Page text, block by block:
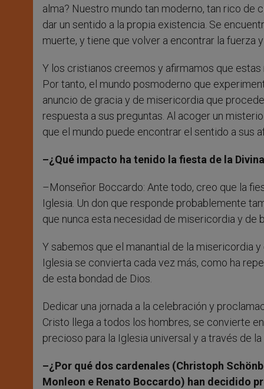
alma? Nuestro mundo tan moderno, tan rico de
dar un sentido a la propia existencia. Se
muerte, y tiene que volver a encontrar la fuerza
Y los cristianos creemos y afirmamos que
Por tanto, el mundo posmoderno que
anuncio de gracia y de misericordia que
respuesta a sus preguntas. Al acoger un
que el mundo puede encontrar el sentido a sus
–¿Qué impacto ha tenido la fiesta de la
–Monseñor Boccardo: Ante todo, creo que la
Iglesia. Un don que responde probablemente
que nunca esta necesidad de misericordia y de
Y sabemos que el manantial de la misericordia
Iglesia se convierta cada vez más, como ha
de esta bondad de Dios.
Dedicar una jornada a la celebración y
Cristo llega a todos los hombres, se convierte
precioso para la Iglesia universal y a través de
–¿Por qué dos cardenales (Christoph
Monleon e Renato Boccardo) han decidido